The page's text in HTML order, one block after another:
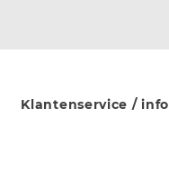
Klantenservice / info